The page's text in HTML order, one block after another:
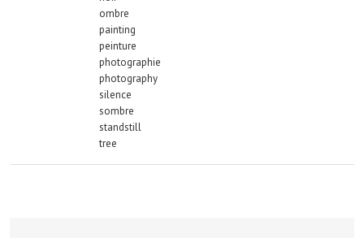
ombre
painting
peinture
photographie
photography
silence
sombre
standstill
tree